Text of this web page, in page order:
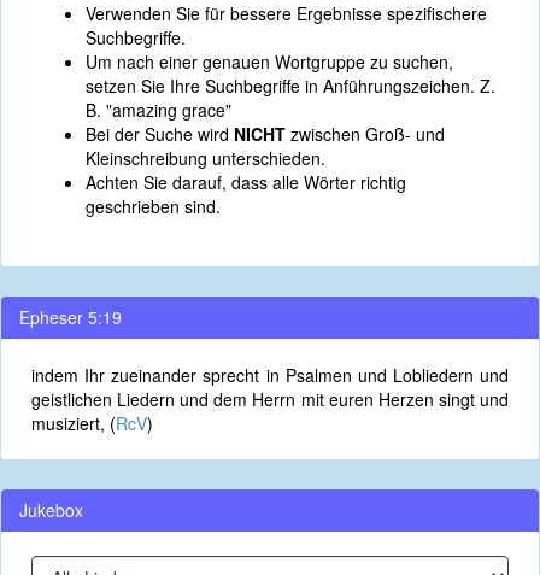
Verwenden Sie für bessere Ergebnisse spezifischere
Suchbegriffe.
Um nach einer genauen Wortgruppe zu suchen,
setzen Sie Ihre Suchbegriffe in Anführungszeichen. Z.
B. "amazing grace"
Bei der Suche wird NICHT zwischen Groß- und
Kleinschreibung unterschieden.
Achten Sie darauf, dass alle Wörter richtig
geschrieben sind.
Epheser 5:19
indem Ihr zueinander sprecht in Psalmen und Lobliedern und
geistlichen Liedern und dem Herrn mit euren Herzen singt und
musiziert, (RcV)
Jukebox